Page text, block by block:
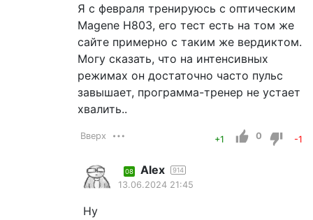
Я с февраля тренируюсь с оптическим
Magene H803, его тест есть на том же
сайте примерно с таким же вердиктом.
Могу сказать, что на интенсивных
режимах он достаточно часто пульс
завышает, программа-тренер не устает
хвалить..
Вверх +1 0 -1
08 Alex 914
13.06.2024 21:45
Ну